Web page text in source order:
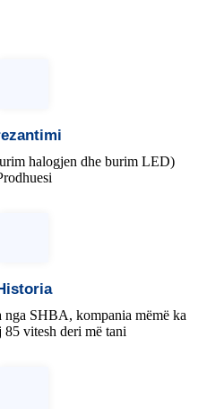
halogjen dhe burim LED)
nga SHBA, kompania mëmë ka
vitesh deri më tani